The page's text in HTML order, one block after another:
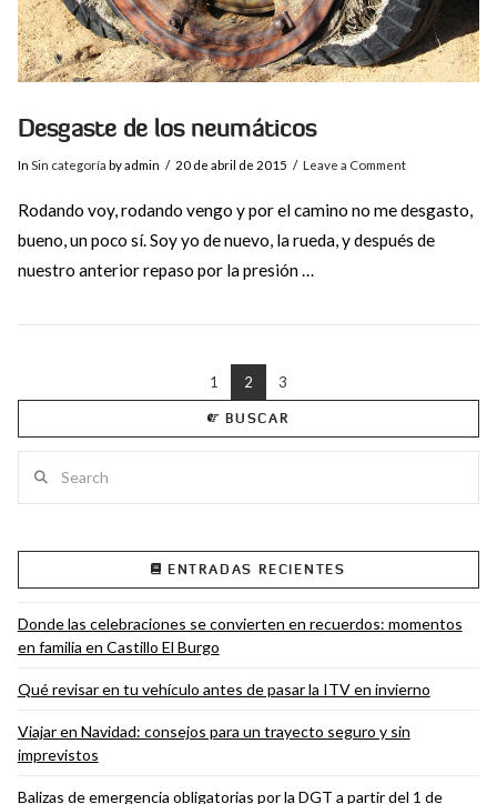
Desgaste de los neumáticos
In Sin categoría by admin 20 de abril de 2015 Leave a Comment
Rodando voy, rodando vengo y por el camino no me desgasto,
bueno, un poco sí. Soy yo de nuevo, la rueda, y después de
nuestro anterior repaso por la presión …
1 2 3
BUSCAR
ENTRADAS RECIENTES
Donde las celebraciones se convierten en recuerdos: momentos
en familia en Castillo El Burgo
Qué revisar en tu vehículo antes de pasar la ITV en invierno
Viajar en Navidad: consejos para un trayecto seguro y sin
imprevistos
Balizas de emergencia obligatorias por la DGT a partir del 1 de